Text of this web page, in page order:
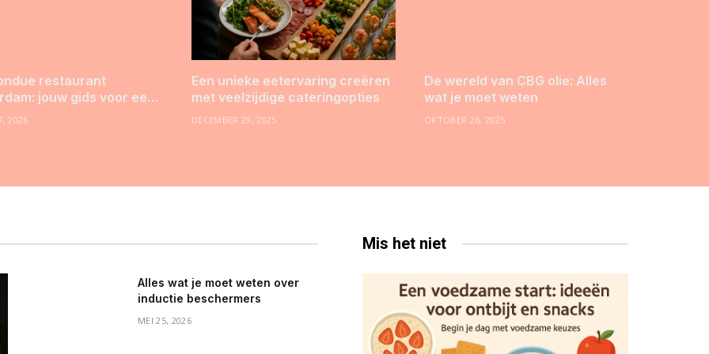
restaurant
jouw gids voor een
avondje uit
2026
Een unieke eetervaring creëren
met veelzijdige cateringopties
DECEMBER 29, 2025
De wereld van CBG olie: Alles
wat je moet weten
OKTOBER 26, 2025
Alles wat je moet weten over
inductie beschermers
MEI 25, 2026
Mis het niet